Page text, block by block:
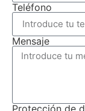
Teléfono
Mensaje
Protección de